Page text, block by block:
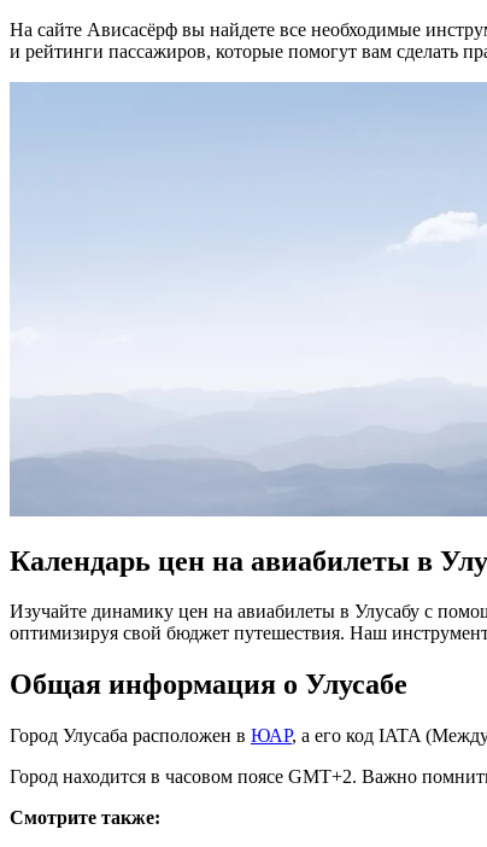
На сайте Ависасёрф вы найдете все необходимые
и рейтинги пассажиров, которые помогут вам сделать
Календарь цен на авиабилеты в
Изучайте динамику цен на авиабилеты в Улусабу с
оптимизируя свой бюджет путешествия. Наш
Общая информация о Улусабе
Город Улусаба расположен в ЮАР, а его код IATA
Город находится в часовом поясе GMT+2. Важно
Смотрите также: